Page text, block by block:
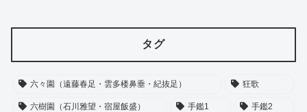
タグ
六々園（遠藤春足・雲多楼鼻垂・紀抜足） 狂歌
六樹園（石川雅望・宿屋飯盛） 手鑑1 手鑑2